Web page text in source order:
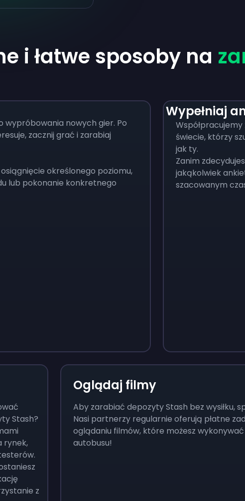
i łatwe sposoby na
nowych gier. Po
zacznij grać i zarabiaj
określonego poziomu,
lub pokonanie konkretnego
Wypełniaj
świecie, którzy
jak ty.
Zanim
jakąkolwiek
szacowanym
Stash?
rynek,
z
Oglądaj filmy
Aby zarabiać depozyty Stash bez wysiłku,
Nasi partnerzy regularnie oferują płatne
oglądaniu filmów, które możesz wykonywać
autobusu!